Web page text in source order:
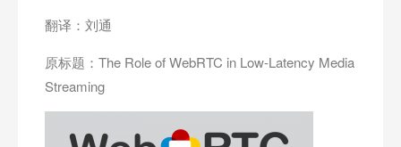
翻译：刘通
原标题：The Role of WebRTC in Low-Latency Media
Streaming